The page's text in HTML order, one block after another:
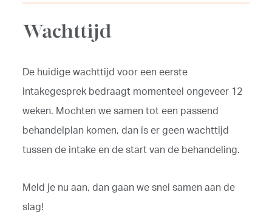
Wachttijd
De huidige wachttijd voor een eerste
intakegesprek bedraagt momenteel ongeveer 12
weken. Mochten we samen tot een passend
behandelplan komen, dan is er geen wachttijd
tussen de intake en de start van de behandeling.
Meld je nu aan, dan gaan we snel samen aan de
slag!